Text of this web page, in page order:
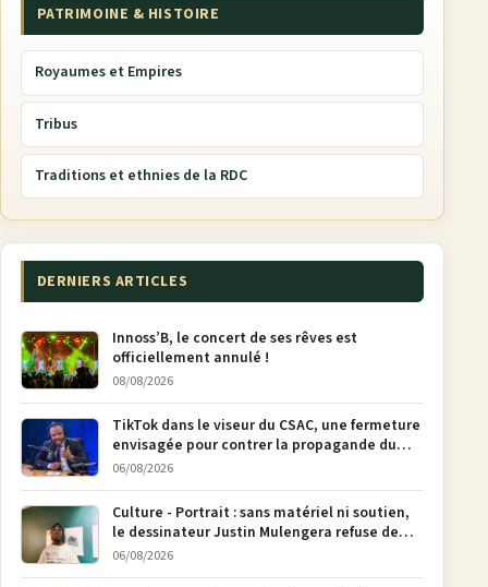
PATRIMOINE & HISTOIRE
Royaumes et Empires
Tribus
Traditions et ethnies de la RDC
DERNIERS ARTICLES
Innoss’B, le concert de ses rêves est
officiellement annulé !
08/08/2026
TikTok dans le viseur du CSAC, une fermeture
envisagée pour contrer la propagande du
M23
06/08/2026
Culture - Portrait : sans matériel ni soutien,
le dessinateur Justin Mulengera refuse de
poser son crayon
06/08/2026